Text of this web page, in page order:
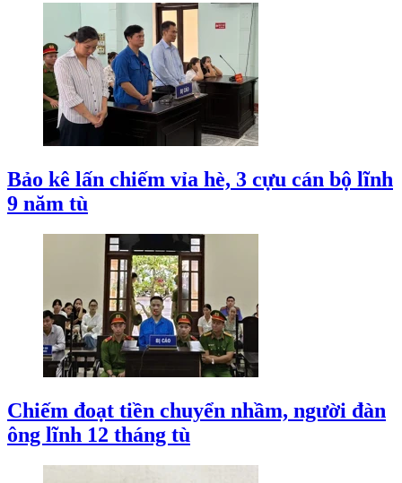
Bảo kê lấn chiếm vỉa hè, 3 cựu cán bộ lĩnh
9 năm tù
Chiếm đoạt tiền chuyển nhầm, người đàn
ông lĩnh 12 tháng tù